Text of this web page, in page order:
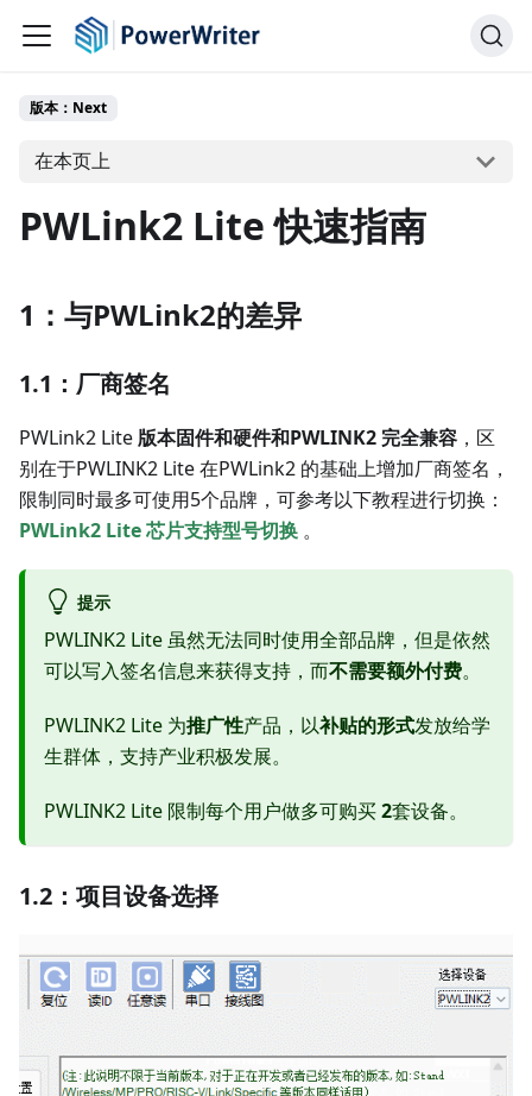
版本：Next
在本页上
PWLink2 Lite 快速指南
1：与PWLink2的差异
1.1：厂商签名
PWLink2 Lite版本固件和硬件和PWLINK2 完全兼容 ，区
别在于PWLINK2 Lite 在PWLink2 的基础上增加厂商签名，
限制同时最多可使用5个品牌，可参考以下教程进行切换：
PWLink2 Lite 芯片支持型号切换 。
提示
PWLINK2 Lite 虽然无法同时使用全部品牌，但是依然
可以写入签名信息来获得支持，而不需要额外付费。
PWLINK2 Lite 为推广性产品，以补贴的形式发放给学
生群体，支持产业积极发展。
PWLINK2 Lite 限制每个用户做多可购买2套设备。
1.2：项目设备选择